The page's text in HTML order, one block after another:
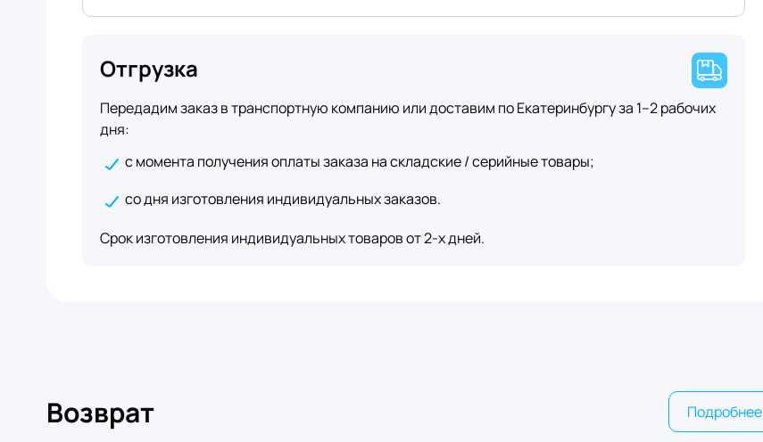
Отгрузка
Передадим заказ в транспортную компанию или доставим по Екатеринбургу за 1–2 рабочих
дня:
с момента получения оплаты заказа на складские / серийные товары;
со дня изготовления индивидуальных заказов.
Срок изготовления индивидуальных товаров от 2-х дней.
Возврат Подробнее